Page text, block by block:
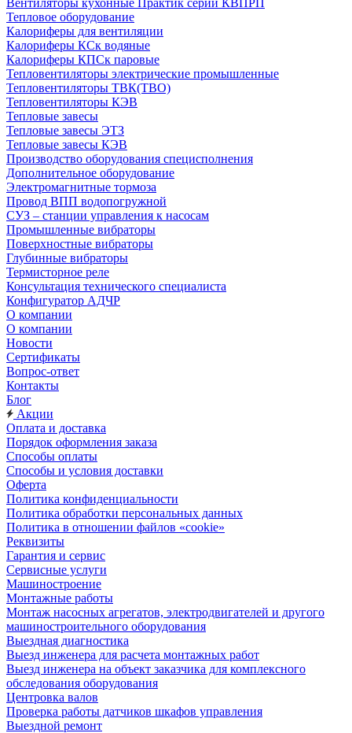
Вентиляторы кухонные Практик серии КВПРП
Тепловое оборудование
Калориферы для вентиляции
Калориферы КСк водяные
Калориферы КПСк паровые
Тепловентиляторы электрические промышленные
Тепловентиляторы ТВК(ТВО)
Тепловентиляторы КЭВ
Тепловые завесы
Тепловые завесы ЭТЗ
Тепловые завесы КЭВ
Производство оборудования специсполнения
Дополнительное оборудование
Электромагнитные тормоза
Провод ВПП водопогружной
СУЗ – станции управления к насосам
Промышленные вибраторы
Поверхностные вибраторы
Глубинные вибраторы
Термисторное реле
Консультация технического специалиста
Конфигуратор АДЧР
О компании
О компании
Новости
Сертификаты
Вопрос-ответ
Контакты
Блог
Акции
Оплата и доставка
Порядок оформления заказа
Способы оплаты
Способы и условия доставки
Оферта
Политика конфиденциальности
Политика обработки персональных данных
Политика в отношении файлов «cookie»
Реквизиты
Гарантия и сервис
Сервисные услуги
Машиностроение
Монтажные работы
Монтаж насосных агрегатов, электродвигателей и другого
машиностроительного оборудования
Выездная диагностика
Выезд инженера для расчета монтажных работ
Выезд инженера на объект заказчика для комплексного
обследования оборудования
Центровка валов
Проверка работы датчиков шкафов управления
Выездной ремонт